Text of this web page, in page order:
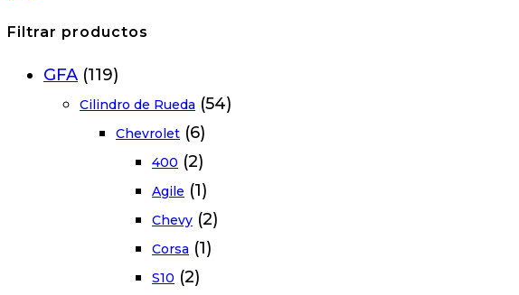
Filtrar productos
GFA (119)
Cilindro de Rueda (54)
Chevrolet (6)
400 (2)
Agile (1)
Chevy (2)
Corsa (1)
S10 (2)